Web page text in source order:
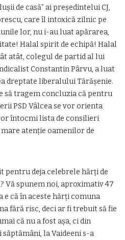
de casă” ai preşedintelui CJ,
care îl intoxică zilnic pe
lor, nu i-au luat apărarea,
Halal spirit de echipă! Halal
atât, colegul de partid al lui
Constantin Pârvu, a luat
dreptate liberalului Tărăşenie.
să tragem concluzia că pentru
PSD Vâlcea se vor orienta
întocmi lista de consilieri
atenţie oamenilor de
pentru deja celebrele hărţi de
Vă spunem noi, aproximativ 47
e că în aceste hărţi comuna
fără risc, deci ar fi trebuit să fie
că nu a fost aşa, ci din
la Vaideeni s-a